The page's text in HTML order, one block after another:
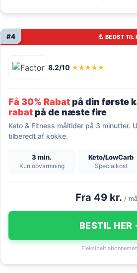
💪 BEDST TIL
#4
8.2/10 ★★★★★
Få 30% Rabatpå din første
rabatpå de næste fire
Keto & Fitness måltider på 3 minutter.
tilberedt af kokke.
3 min.
Kun opvarmning
Keto/LowCarb
Specialkost
Fra 49 kr. /
BESTIL HER
Fleksibelt